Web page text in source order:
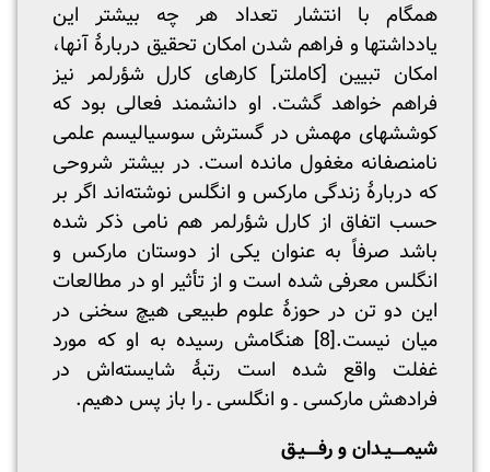
همگام با انتشار تعداد هر چه بیشتر این
یادداشتها و فراهم شدن امکان تحقیق دربارۀ آنها،
امکان تبیین [کاملتر] کارهای کارل شؤرلمر نیز
فراهم خواهد گشت. او دانشمند فعالی بود که
کوششهای مهمش در گسترش سوسیالیسم علمی
نامنصفانه مغفول مانده است. در بیشتر شروحی
که دربارۀ زندگی مارکس و انگلس نوشته‌اند اگر بر
حسب اتفاق از کارل شؤرلمر هم نامی ذکر شده
باشد صرفاً به عنوان یکی از دوستان مارکس و
انگلس معرفی شده است و از تأثیر او در مطالعات
این دو تن در حوزۀ علوم طبیعی هیچ سخنی در
میان نیست.[8]
هنگامش رسیده به او که مورد
غفلت واقع شده است رتبۀ شایسته‌اش در
فرادهش مارکسی ـ و انگلسی ـ را باز پس دهیم.
شیمــــیـدان و رفــــیـق